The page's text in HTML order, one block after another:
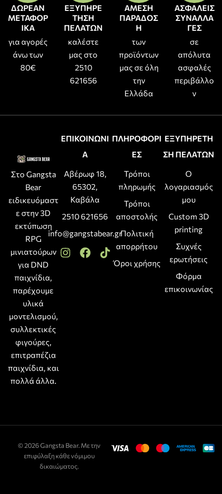
ΔΩΡΕΑΝ
ΜΕΤΑΦΟΡ
ΙΚΑ
για αγορές
άνω των
80€
ΕΞΥΠΗΡΕ
ΤΗΣΗ
ΠΕΛΑΤΩΝ
καλέστε
μας στο
2510
621656
ΑΜΕΣΗ
ΠΑΡΑΔΟΣ
Η
των
προϊόντων
μας σε όλη
την
Ελλάδα
ΑΣΦΑΛΕΙΣ
ΣΥΝΑΛΛΑ
ΓΕΣ
σε
απόλυτα
ασφαλές
περιβάλλο
ν
Στο Gangsta
Bear
ειδικευόμαστ
ε στην 3D
εκτύπωση
RPG
μινιατούρων
για DND
παιχνίδια,
παρέχουμε
υλικά
μοντελισμού,
συλλεκτικές
φιγούρες,
επιτραπέζια
παιχνίδια, και
πολλά άλλα.
ΕΠΙΚΟΙΝΩΝΙ
Α
Αβέρωφ 18,
65302,
Καβάλα
2510 621656
info@gangstabear.gr
ΠΛΗΡΟΦΟΡΙ
ΕΣ
Τρόποι
πληρωμής
Τρόποι
αποστολής
Πολιτική
απορρήτου
Όροι χρήσης
ΕΞΥΠΗΡΕΤΗ
ΣΗ ΠΕΛΑΤΩΝ
Ο
λογαριασμός
μου
Custom 3D
printing
Συχνές
ερωτήσεις
Φόρμα
επικοινωνίας
© 2026 Gangsta Bear. Με την
επιφύλαξη κάθε νόμιμου
δικαιώματος.